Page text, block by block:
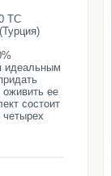
ТС
идеальным
ее
состоит
четырех